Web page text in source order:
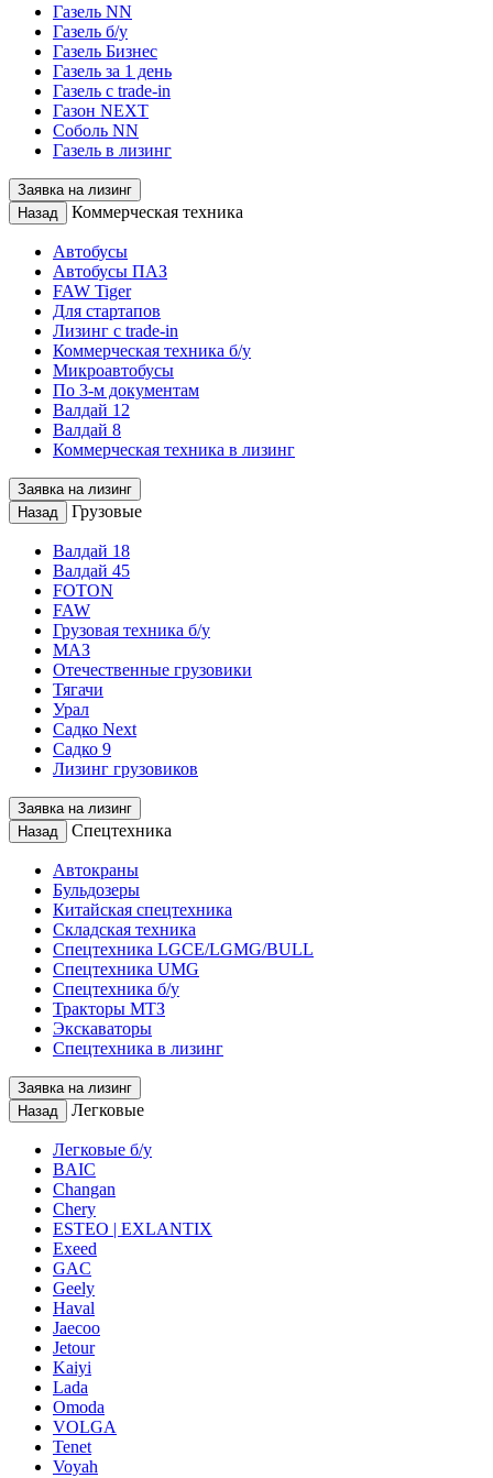
Газель NN
Газель б/у
Газель Бизнес
Газель за 1 день
Газель с trade-in
Газон NEXT
Соболь NN
Газель в лизинг
Заявка на лизинг
Назад
Коммерческая техника
Автобусы
Автобусы ПАЗ
FAW Tiger
Для стартапов
Лизинг с trade-in
Коммерческая техника б/у
Микроавтобусы
По 3-м документам
Валдай 12
Валдай 8
Коммерческая техника в лизинг
Заявка на лизинг
Назад
Грузовые
Валдай 18
Валдай 45
FOTON
FAW
Грузовая техника б/у
МАЗ
Отечественные грузовики
Тягачи
Урал
Садко Next
Садко 9
Лизинг грузовиков
Заявка на лизинг
Назад
Спецтехника
Автокраны
Бульдозеры
Китайская спецтехника
Складская техника
Спецтехника LGCE/LGMG/BULL
Спецтехника UMG
Спецтехника б/у
Тракторы МТЗ
Экскаваторы
Спецтехника в лизинг
Заявка на лизинг
Назад
Легковые
Легковые б/у
BAIC
Changan
Chery
ESTEO | EXLANTIX
Exeed
GAC
Geely
Haval
Jaecoo
Jetour
Kaiyi
Lada
Omoda
VOLGA
Tenet
Voyah